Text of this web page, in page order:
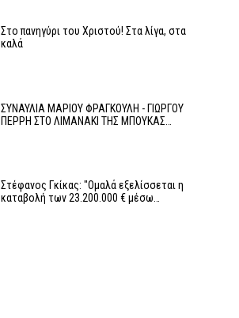
Στο πανηγύρι του Χριστού! Στα λίγα, στα
καλά
ΣΥΝΑΥΛΙΑ ΜΑΡΙΟΥ ΦΡΑΓΚΟΥΛΗ - ΓΙΩΡΓΟΥ
ΠΕΡΡΗ ΣΤΟ ΛΙΜΑΝΑΚΙ ΤΗΣ ΜΠΟΥΚΑΣ…
Στέφανος Γκίκας: "Ομαλά εξελίσσεται η
καταβολή των 23.200.000 € μέσω…